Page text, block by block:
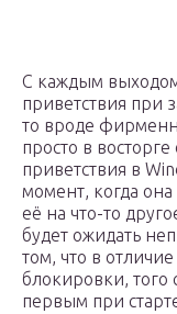
С каждым
приветствия при
то вроде
просто в
приветствия в
момент, когда
её на что-то
будет ожидать
том, что в
блокировки, того
первым при